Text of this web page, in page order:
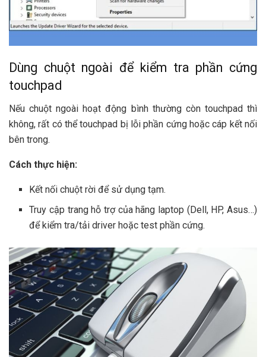
Dùng chuột ngoài để kiểm tra phần cứng
touchpad
Nếu chuột ngoài hoạt động bình thường còn touchpad thì
không, rất có thể touchpad bị lỗi phần cứng hoặc cáp kết nối
bên trong.
Cách thực hiện:
Kết nối chuột rời để sử dụng tạm.
Truy cập trang hỗ trợ của hãng laptop (Dell, HP, Asus…)
để kiểm tra/tải driver hoặc test phần cứng.